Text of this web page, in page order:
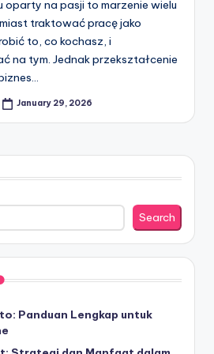
oparty na pasji to marzenie wielu
traktować pracę jako
to, co kochasz, i
na tym. Jednak przekształcenie
January 29, 2026
Search
Panduan Lengkap untuk